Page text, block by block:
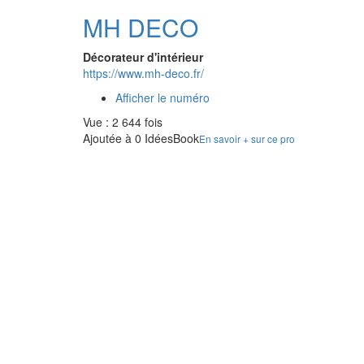
MH DECO
Décorateur d'intérieur
https://www.mh-deco.fr/
Afficher le numéro
Vue : 2 644 fois
Ajoutée à 0 IdéesBookEn savoir + sur ce pro